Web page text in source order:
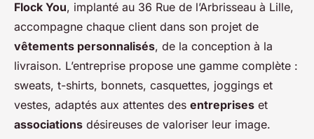
Flock You, implanté au 36 Rue de l’Arbrisseau à Lille,
accompagne chaque client dans son projet de
vêtements personnalisés, de la conception à la
livraison. L’entreprise propose une gamme complète :
sweats, t-shirts, bonnets, casquettes, joggings et
vestes, adaptés aux attentes des entreprises et
associations désireuses de valoriser leur image.